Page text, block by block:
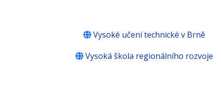
Vysoké učení technické v Brně
Vysoká škola regionálního rozvoje